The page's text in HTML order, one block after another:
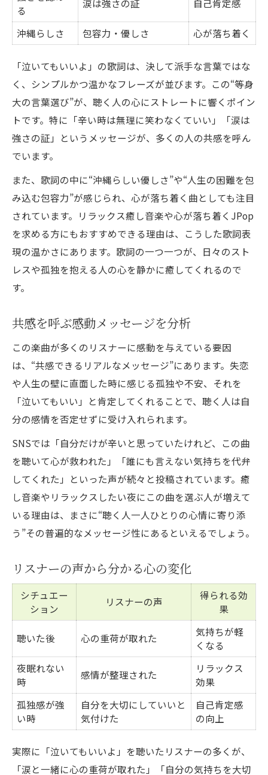
る
涙は強さの証 自己肯定感
沖縄らしさ 包容力・優しさ 心が落ち着く
「泣いてもいいよ」の歌詞は、決して派手な言葉ではな
く、シンプルかつ温かなフレーズが並びます。この“等身
大の言葉選び”が、聴く人の心にストレートに響くポイン
トです。特に「辛い時は無理に笑わなくていい」「涙は
強さの証」というメッセージが、多くの人の共感を呼ん
でいます。
また、歌詞の中に“沖縄らしい優しさ”や“人生の困難を包
み込む包容力”が感じられ、心が落ち着く曲としても注目
されています。リラックス癒し音楽や心が落ち着くJPop
を求める方にもおすすめできる理由は、こうした歌詞表
現の温かさにあります。歌詞の一つ一つが、日々のスト
レスや孤独を抱える人の心を静かに癒してくれるので
す。
共感を呼ぶ感動メッセージを分析
この楽曲が多くのリスナーに感動を与えている要因
は、“共感できるリアルなメッセージ”にあります。失恋
や人生の壁に直面した時に感じる孤独や不安、それを
「泣いてもいい」と肯定してくれることで、聴く人は自
分の感情を否定せずに受け入れられます。
SNSでは「自分だけが辛いと思っていたけれど、この曲
を聴いて心が救われた」「誰にも言えない気持ちを代弁
してくれた」といった声が続々と投稿されています。癒
し音楽やリラックスしたい夜にこの曲を選ぶ人が増えて
いる理由は、まさに“聴く人一人ひとりの心情に寄り添
う”その普遍的なメッセージ性にあるといえるでしょう。
リスナーの声から分かる心の変化
シチュエー
ション
リスナーの声
得られる効
果
聴いた後 心の重荷が取れた
気持ちが軽
くなる
夜眠れない
時
感情が整理された
リラックス
効果
孤独感が強
い時
自分を大切にしていいと
気付けた
自己肯定感
の向上
実際に「泣いてもいいよ」を聴いたリスナーの多くが、
「涙と一緒に心の重荷が取れた」「自分の気持ちを大切